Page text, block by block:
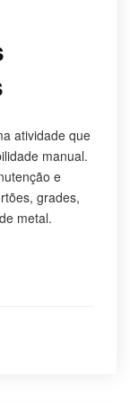
atividade que
manual.
e
grades,
metal.